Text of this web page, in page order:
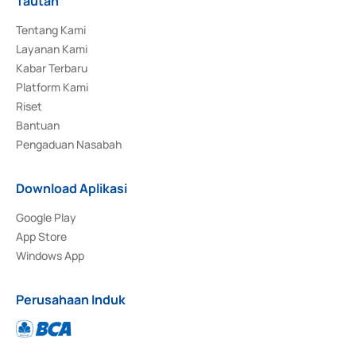
Tentang Kami
Layanan Kami
Kabar Terbaru
Platform Kami
Riset
Bantuan
Pengaduan Nasabah
Download Aplikasi
Google Play
App Store
Windows App
Perusahaan Induk